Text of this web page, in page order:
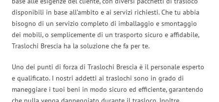
disponibili in base all’ambito e ai servizi richiesti. Che tu abbia
bisogno di un servizio completo di imballaggio e smontaggio
dei mobili, o semplicemente di un trasporto sicuro e affidabile,
Traslochi Brescia ha la soluzione che fa per te.
Uno dei punti di forza di Traslochi Brescia è il personale esperto
e qualificato. I nostri addetti ai traslochi sono in grado di
maneggiare i tuoi beni in modo sicuro ed efficiente, garantendo